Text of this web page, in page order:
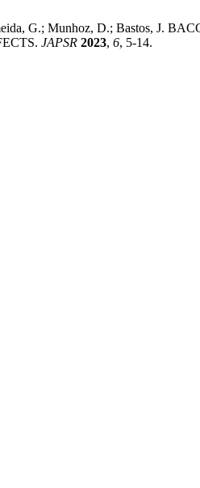
G.; Munhoz, D.; Bastos, J.
JAPSR 2023, 6, 5-14.